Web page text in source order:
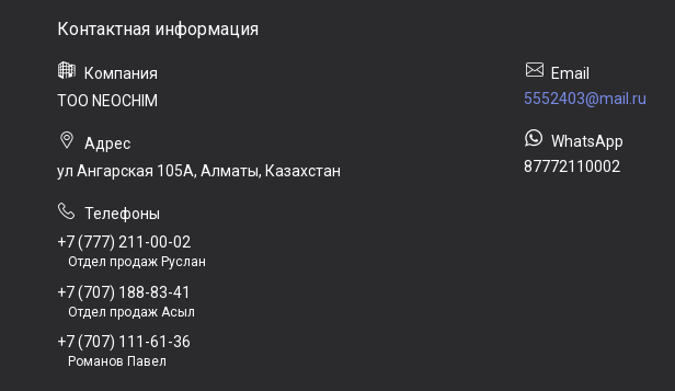
ТОО NEOCHIM
ул Ангарская 105А, Алматы, Казахстан
+7 (777) 211-00-02
Отдел продаж Руслан
+7 (707) 188-83-41
Отдел продаж Асыл
+7 (707) 111-61-36
Романов Павел
5552403@mail.ru
87772110002